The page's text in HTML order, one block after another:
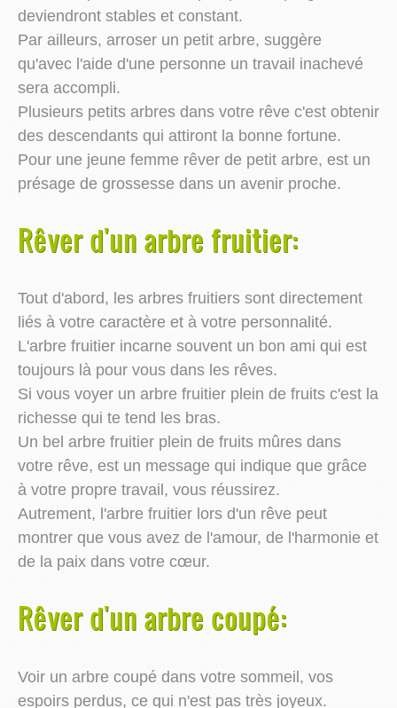
deviendront stables et constant.
Par ailleurs, arroser un petit arbre, suggère
qu'avec l'aide d'une personne un travail inachevé
sera accompli.
Plusieurs petits arbres dans votre rêve c'est obtenir
des descendants qui attiront la bonne fortune.
Pour une jeune femme rêver de petit arbre, est un
présage de grossesse dans un avenir proche.
Rêver d'un arbre fruitier:
Tout d'abord, les arbres fruitiers sont directement
liés à votre caractère et à votre personnalité.
L'arbre fruitier incarne souvent un bon ami qui est
toujours là pour vous dans les rêves.
Si vous voyer un arbre fruitier plein de fruits c'est la
richesse qui te tend les bras.
Un bel arbre fruitier plein de fruits mûres dans
votre rêve, est un message qui indique que grâce
à votre propre travail, vous réussirez.
Autrement, l'arbre fruitier lors d'un rêve peut
montrer que vous avez de l'amour, de l'harmonie et
de la paix dans votre cœur.
Rêver d'un arbre coupé:
Voir un arbre coupé dans votre sommeil, vos
espoirs perdus, ce qui n'est pas très joyeux.